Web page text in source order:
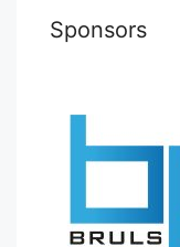
Sponsors